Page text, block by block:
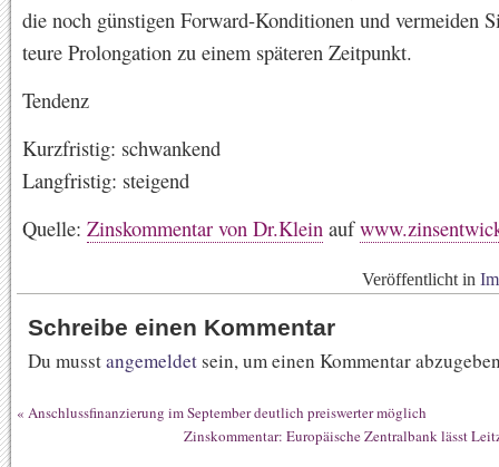
die noch günstigen Forward-Konditionen und vermeiden
teure Prolongation zu einem späteren Zeitpunkt.
Tendenz
Kurzfristig: schwankend
Langfristig: steigend
Quelle: Zinskommentar von Dr.Klein auf
Veröffentlicht in
Schreibe einen Kommentar
Du musstangemeldet sein, um einen Kommentar
« Anschlussfinanzierung im September deutlich preiswerter möglich
Zinskommentar: Europäische Zentralbank lässt